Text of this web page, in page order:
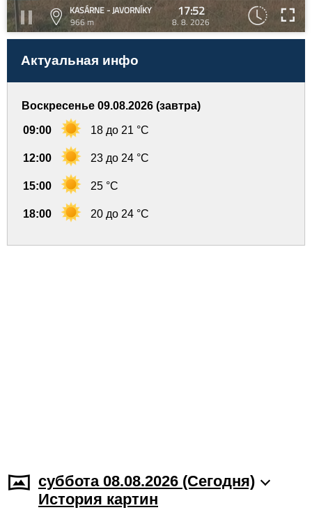
KASÁRNE - JAVORNÍKY
966 m
17:52
8. 8. 2026
Актуальная инфо
Воскресенье 09.08.2026 (завтра)
09:00 18 до 21 °C
12:00 23 до 24 °C
15:00 25 °C
18:00 20 до 24 °C
суббота 08.08.2026 (Cегодня)
История картин